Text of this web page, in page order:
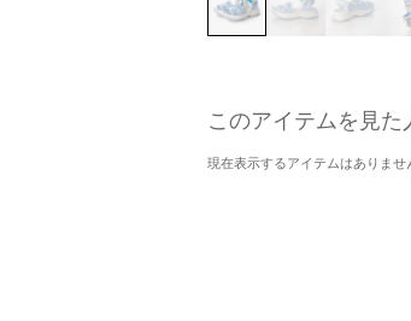
このアイテムを見
現在表示するアイテムはありませ